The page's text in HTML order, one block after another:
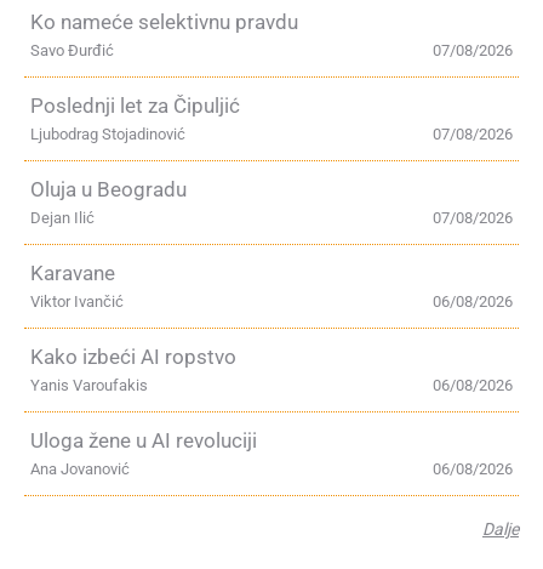
Ko nameće selektivnu pravdu
07/08/2026
Savo Đurđić
Poslednji let za Čipuljić
07/08/2026
Ljubodrag Stojadinović
Oluja u Beogradu
07/08/2026
Dejan Ilić
Karavane
06/08/2026
Viktor Ivančić
Kako izbeći AI ropstvo
06/08/2026
Yanis Varoufakis
Uloga žene u AI revoluciji
06/08/2026
Ana Jovanović
Dalje